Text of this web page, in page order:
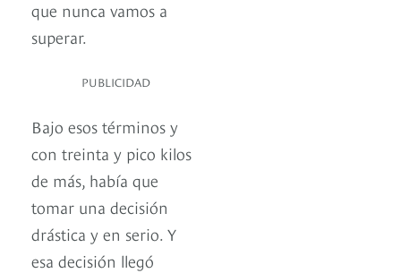
que nunca vamos a
superar.
PUBLICIDAD
Bajo esos términos y
con treinta y pico kilos
de más, había que
tomar una decisión
drástica y en serio. Y
esa decisión llegó